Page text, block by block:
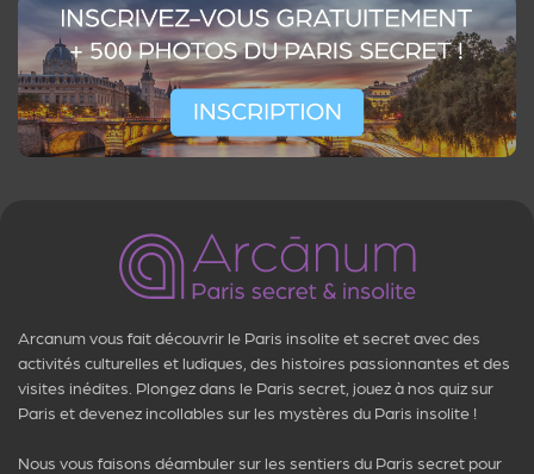
Arcanum vous fait découvrir le Paris insolite et secret avec des
activités culturelles et ludiques, des histoires passionnantes et des
visites inédites. Plongez dans le Paris secret, jouez à nos quiz sur
Paris et devenez incollables sur les mystères du Paris insolite !
Nous vous faisons déambuler sur les sentiers du Paris secret pour